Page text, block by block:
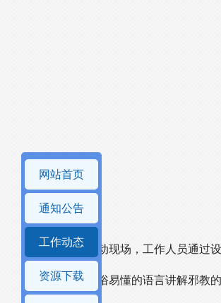
活动现场，工作人员通过
例，用通俗易懂的语言讲解邪教
网站首页
通知公告
工作动态
资源下载